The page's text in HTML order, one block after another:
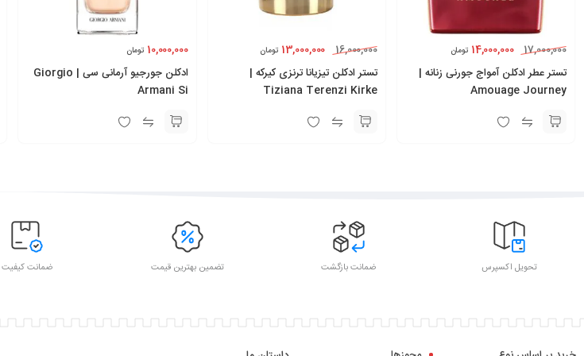
17,000,000
14,000,000 تومان
تستر عطر ادکلن آمواج جورنی زنانه |
Amouage Journey
16,000,000
13,000,000 تومان
تستر ادکلن تیزیانا ترنزی کیرکه |
Tiziana Terenzi Kirke
10,000,000 تومان
ادکلن جورجیو آرمانی سی | Giorgio
Armani Si
تحویل اکسپرس ضمانت بازگشت تضمین بهترین قیمت ضمانت کیفیت